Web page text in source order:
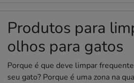
Produtos para
olhos para gatos
Porque é que deve limpar
seu gato? Porque é uma zona na